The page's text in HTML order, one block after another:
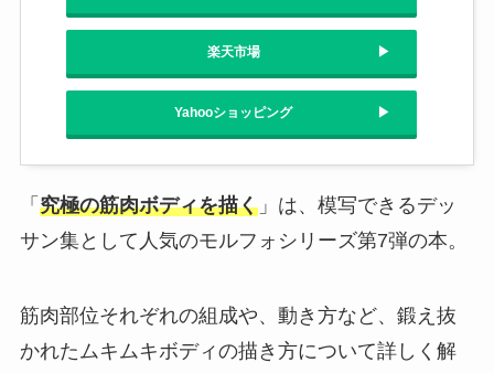
楽天市場
Yahooショッピング
「 究極の筋肉ボディを描く」は、模写できるデッ
サン集として人気のモルフォシリーズ第7弾の本。
筋肉部位それぞれの組成や、動き方など、鍛え抜
かれたムキムキボディの描き方について詳しく解